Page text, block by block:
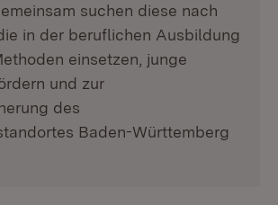
suchen diese nach
in der beruflichen Ausbildung
einsetzen, junge
und zur
des
Baden-Württemberg